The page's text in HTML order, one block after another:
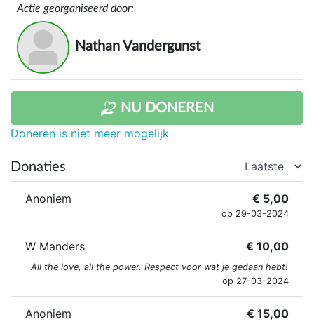
Actie georganiseerd door:
Nathan Vandergunst
NU DONEREN
Doneren is niet meer mogelijk
Donaties
Anoniem € 5,00
op 29-03-2024
W Manders € 10,00
All the love, all the power. Respect voor wat je gedaan hebt!
op 27-03-2024
Anoniem € 15,00